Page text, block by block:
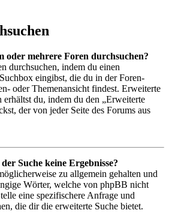
oder mehrere Foren durchsuchen?
durchsuchen, indem du einen
eingibst, die du in der Foren-
oder Themenansicht findest. Erweiterte
erhältst du, indem du den „Erweiterte
der von jeder Seite des Forums aus
Suche keine Ergebnisse?
zu allgemein gehalten und
Wörter, welche von phpBB nicht
eine spezifischere Anfrage und
die dir die erweiterte Suche bietet.